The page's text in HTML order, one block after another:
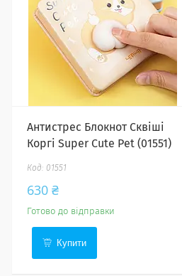
Антистрес Блокнот Сквіші
Коргі Super Cute Pet (01551)
01551
630 ₴
Готово до відправки
Купити